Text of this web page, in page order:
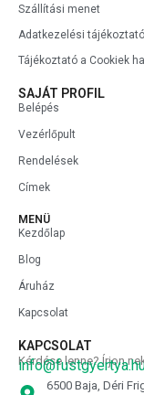
Szállítási menet
Adatkezelési tájékoztató
Tájékoztató a Cookiek
SAJÁT PROFIL
Belépés
Vezérlőpult
Rendelések
Címek
MENÜ
Kezdőlap
Blog
Áruház
Kapcsolat
KAPCSOLAT
Kérdése lenne? Írjon
6500 Baja, Déri